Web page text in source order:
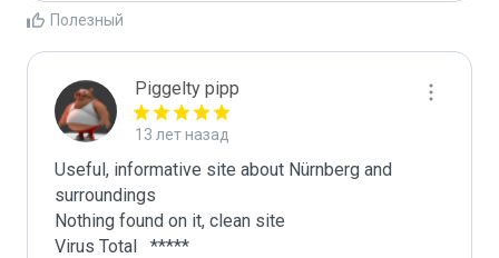
Полезный
Piggelty pipp
13 лет назад
Useful, informative site about Nürnberg and
surroundings
Nothing found on it, clean site
Virus Total   *****